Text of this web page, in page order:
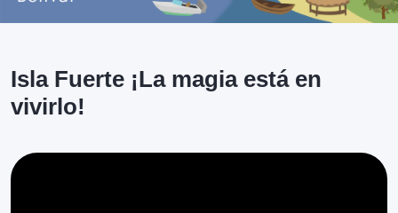
Isla Fuerte ¡La magia está en
vivirlo!